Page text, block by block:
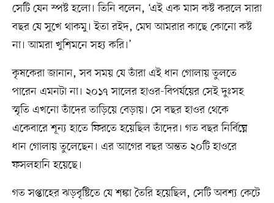
সেটি যেন স্পষ্ট হলো। তিনি বলেন, ‘এই এক মাস কষ্ট করলে সারা
বছর যে সুখে থাকমু। ইতা রইদ, মেঘ আমরার কাছে কোনো কষ্ট
না। আমরা খুশিমনে সহ্য করি।’
কৃষকেরা জানান, সব সময় যে তাঁরা এই ধান গোলায় তুলতে
পারেন এমনটা না। ২০১৭ সালের হাওর-বিপর্যয়ের সেই দুঃসহ
স্মৃতি এখনো তাঁদের তাড়িয়ে বেড়ায়। সে বছর হাওর থেকে
একেবারে শূন্য হাতে ফিরতে হয়েছিল তাঁদের। গত বছর নির্বিঘ্নে
ধান গোলায় তুলেছেন। এর আগের বছর অন্তত ২০টি হাওরে
ফসলহানি হয়েছে।
গত সপ্তাহের ঝড়বৃষ্টিতে যে শঙ্কা তৈরি হয়েছিল, সেটি অবশ্য কেটে